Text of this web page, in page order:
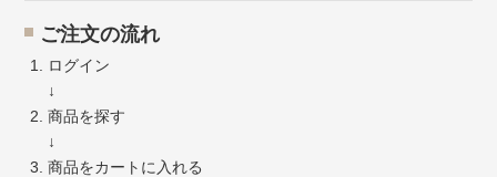
ご注文の流れ
ログイン
↓
商品を探す
↓
商品をカートに入れる